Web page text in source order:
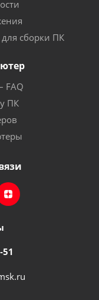
сборки ПК
FAQ
ПК
51